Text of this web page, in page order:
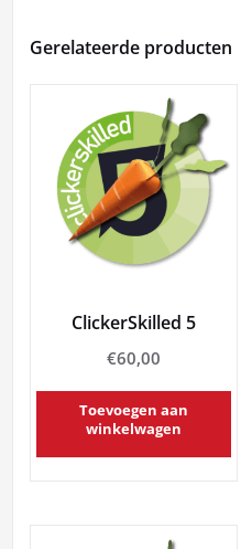
Gerelateerde producten
ClickerSkilled 5
€60,00
Toevoegen aan
winkelwagen